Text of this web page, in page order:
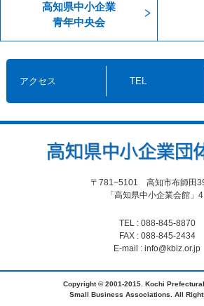
高知県中小企業
青年中央会
アクセス TEL
〒781−5101 高知市布師田
「高知県中小企業会館」
TEL : 088-845-8870
FAX : 088-845-2434
E-mail : info@kbiz.or.jp
Copyright © 2001-2015. Kochi
Small Business Associations. All